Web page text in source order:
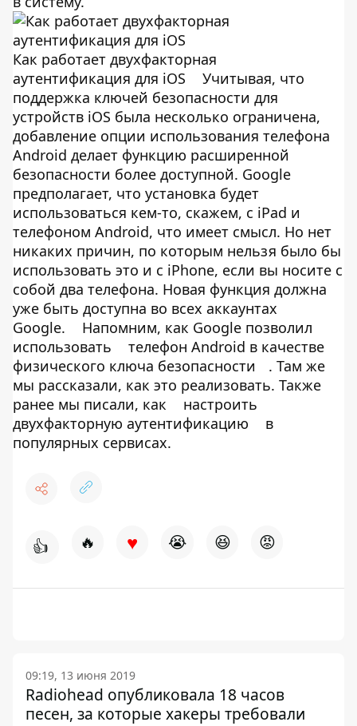
Как работает двухфакторная
аутентификация для iOS
Учитывая, что
поддержка ключей безопасности для
устройств iOS была несколько ограничена,
добавление опции использования телефона
Android делает функцию расширенной
безопасности более доступной. Google
предполагает, что установка будет
использоваться кем-то, скажем, с iPad и
телефоном Android, что имеет смысл. Но нет
никаких причин, по которым нельзя было бы
использовать это и с iPhone, если вы носите с
собой два телефона. Новая функция должна
уже быть доступна во всех аккаунтах
Google.
Напомним, как Google позволил
использовать
телефон Android в качестве
физического ключа безопасности
. Там же
мы рассказали, как это реализовать. Также
ранее мы писали, как
настроить
двухфакторную аутентификацию
в
популярных сервисах.
👍 🔥 ♥ 😭 😆 😡
09:19, 13 июня 2019
Radiohead опубликовала 18 часов
песен, за которые хакеры требовали